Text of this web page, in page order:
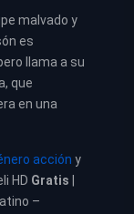
malvado y
es
llama a su
que
en una
acción y
HD Gratis
–